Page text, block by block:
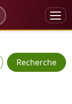
Recherche